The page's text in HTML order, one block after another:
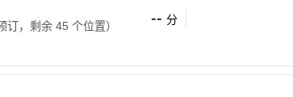
，剩余 45 个位置）
-- 分